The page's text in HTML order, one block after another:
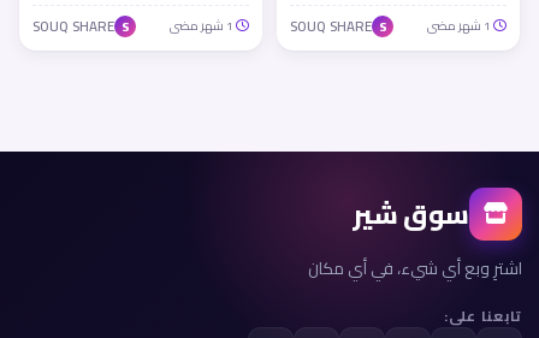
S
SOUQ SHARE
S
SOUQ SHARE
سوق شير
اشترِ وبع أي شيء، في أي مكان
تابعنا على: